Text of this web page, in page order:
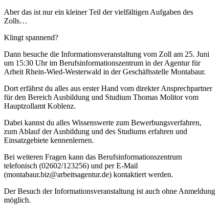
Aber das ist nur ein kleiner Teil der vielfältigen Aufgaben des
Zolls…
Klingt spannend?
Dann besuche die Informationsveranstaltung vom Zoll am 25. Juni
um 15:30 Uhr im Berufsinformationszentrum in der Agentur für
Arbeit Rhein-Wied-Westerwald in der Geschäftsstelle Montabaur.
Dort erfährst du alles aus erster Hand vom direkter Ansprechpartner
für den Bereich Ausbildung und Studium Thomas Molitor vom
Hauptzollamt Koblenz.
Dabei kannst du alles Wissenswerte zum Bewerbungsverfahren,
zum Ablauf der Ausbildung und des Studiums erfahren und
Einsatzgebiete kennenlernen.
Bei weiteren Fragen kann das Berufsinformationszentrum
telefonisch (02602/123256) und per E-Mail
(montabaur.biz@arbeitsagentur.de) kontaktiert werden.
Der Besuch der Informationsveranstaltung ist auch ohne Anmeldung
möglich.